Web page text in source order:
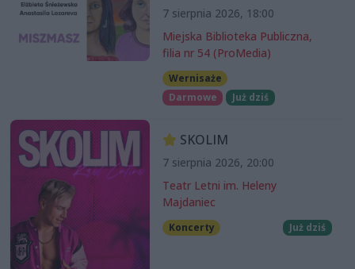
7 sierpnia 2026, 18:00
Miejska Biblioteka Publiczna,
filia nr 54 (ProMedia)
Wernisaże
Darmowe
Już dziś
SKOLIM
7 sierpnia 2026, 20:00
Teatr Letni im. Heleny
Majdaniec
Koncerty Już dziś